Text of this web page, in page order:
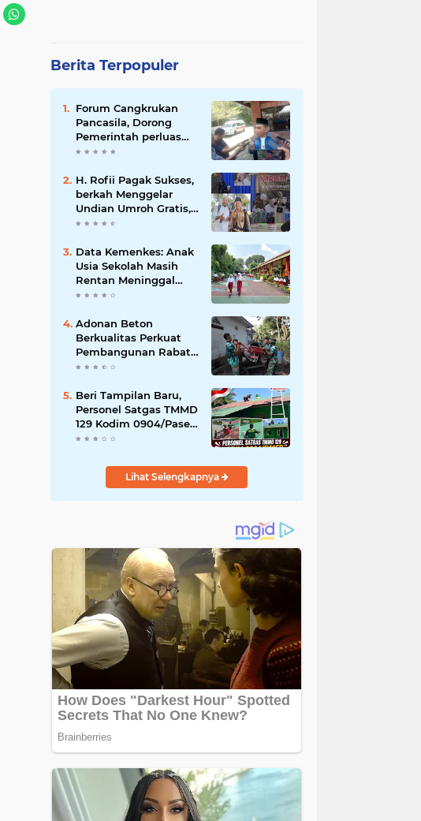
Berita Terpopuler
Forum Cangkrukan
Pancasila, Dorong
Pemerintah perluas
intensif Perpajakan
UMKM.
H. Rofii Pagak Sukses,
berkah Menggelar
Undian Umroh Gratis,
Wujud Kepedulian
Data Kemenkes: Anak
Usia Sekolah Masih
Rentan Meninggal
Akibat DBD
Adonan Beton
Berkualitas Perkuat
Pembangunan Rabat
Jalan TMMD ke-129 di
Beri Tampilan Baru,
Personel Satgas TMMD
129 Kodim 0904/Paser
Cat Atap Rumah
Lihat Selengkapnya